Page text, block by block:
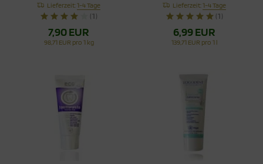
Lieferzeit:1-4 Tage
(1)
7,90 EUR
98,71 EUR pro 1 kg
Fluoridfrei 75ml
Lieferzeit:1-4 Tage
(1)
6,99 EUR
139,71 EUR pro 1 l